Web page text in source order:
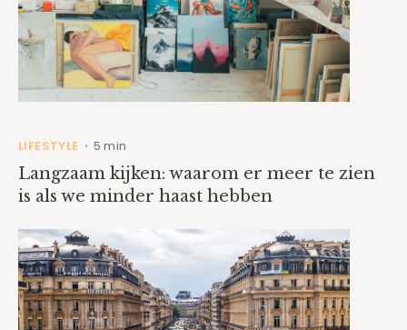
LIFESTYLE • 5 min
Langzaam kijken: waarom er meer te zien
is als we minder haast hebben